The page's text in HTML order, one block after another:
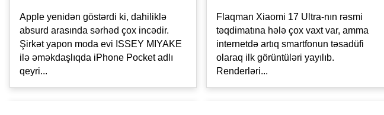
Apple yenidən göstərdi ki, dahiliklə
absurd arasında sərhəd çox incədir.
Şirkət yapon moda evi ISSEY MIYAKE
ilə əməkdaşlıqda iPhone Pocket adlı
qeyri...
Flaqman Xiaomi 17 Ultra-nın rəsmi
təqdimatına hələ çox vaxt var, amma
internetdə artıq smartfonun təsadüfi
olaraq ilk görüntüləri yayılıb.
Renderləri...